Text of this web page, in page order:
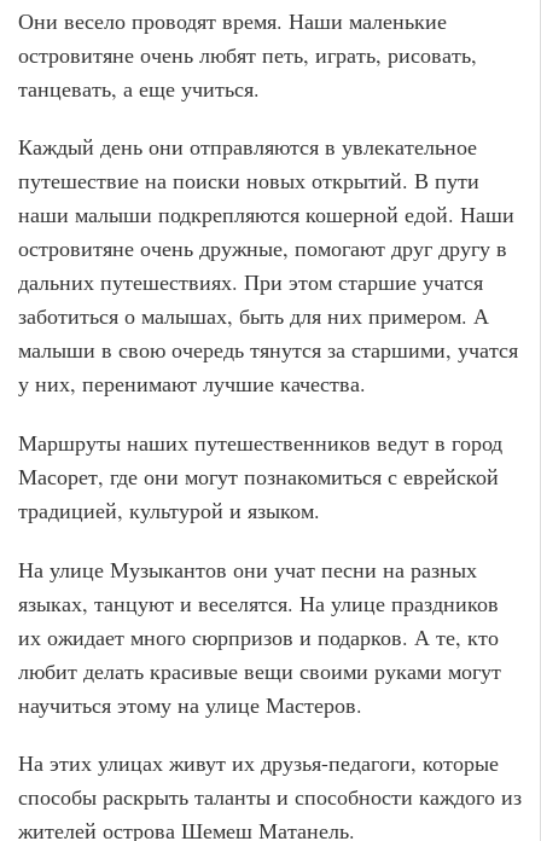
Они весело проводят время. Наши маленькие
островитяне очень любят петь, играть, рисовать,
танцевать, а еще учиться.
Каждый день они отправляются в увлекательное
путешествие на поиски новых открытий. В пути
наши малыши подкрепляются кошерной едой. Наши
островитяне очень дружные, помогают друг другу в
дальних путешествиях. При этом старшие учатся
заботиться о малышах, быть для них примером. А
малыши в свою очередь тянутся за старшими, учатся
у них, перенимают лучшие качества.
Маршруты наших путешественников ведут в город
Масорет, где они могут познакомиться с еврейской
традицией, культурой и языком.
На улице Музыкантов они учат песни на разных
языках, танцуют и веселятся. На улице праздников
их ожидает много сюрпризов и подарков. А те, кто
любит делать красивые вещи своими руками могут
научиться этому на улице Мастеров.
На этих улицах живут их друзья-педагоги, которые
способы раскрыть таланты и способности каждого из
жителей острова Шемеш Матанель.